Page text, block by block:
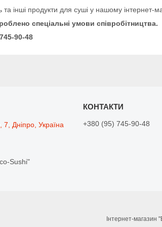
інші продукти для суші у нашому інтернет-
спеціальні умови співробітництва.
90-48
7, Дніпро, Україна
Sushi"
+380 (95) 745-90-48